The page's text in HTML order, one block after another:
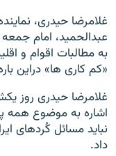
گزارش‌های ویدئویی
English
به ما بپیوندید
غلامرضا حیدری،
عبدالحمید، امام
به مطالبات اقوام و
«کم کاری ها» دراین
غلامرضا حیدری روز
اشاره به موضوع همه
نباید مسائل کُردهای
داد.